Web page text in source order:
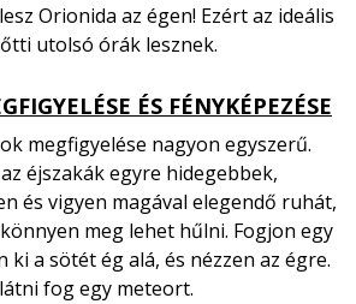
Orionida az égen! Ezért az ideális
utolsó órák lesznek.
ÉS FÉNYKÉPEZÉSE
megfigyelése nagyon egyszerű.
éjszakák egyre hidegebbek,
és vigyen magával elegendő ruhát,
meg lehet hűlni. Fogjon egy
ki a sötét ég alá, és nézzen az égre.
fog egy meteort.